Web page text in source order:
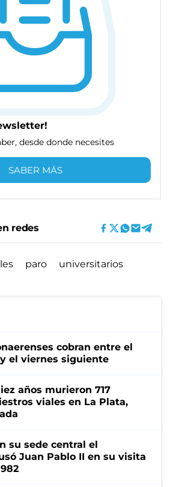
desde donde necesites
SABER MÁS
redes
paro universitarios
cobran entre el
el viernes siguiente
años murieron 717
viales en La Plata,
su sede central el
Juan Pablo II en su visita